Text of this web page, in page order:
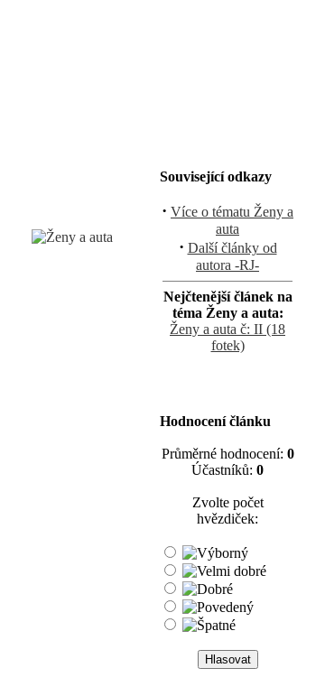
Související odkazy
· Více o tématu Ženy a
auta
· Další články od
autora -RJ-
Nejčtenější článek na
téma Ženy a auta:
Ženy a auta č: II (18
fotek)
Hodnocení článku
Průměrné hodnocení: 0
Účastníků: 0
Zvolte počet
hvězdiček: